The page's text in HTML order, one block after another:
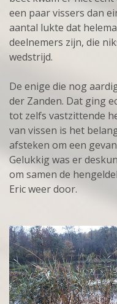
een paar vissers dan
aantal lukte dat
deelnemers zijn, die
wedstrijd.
De enige die nog
der Zanden. Dat ging
tot zelfs vastzittende
van vissen is het
afsteken om een
Gelukkig was er
om samen de
Eric weer door.